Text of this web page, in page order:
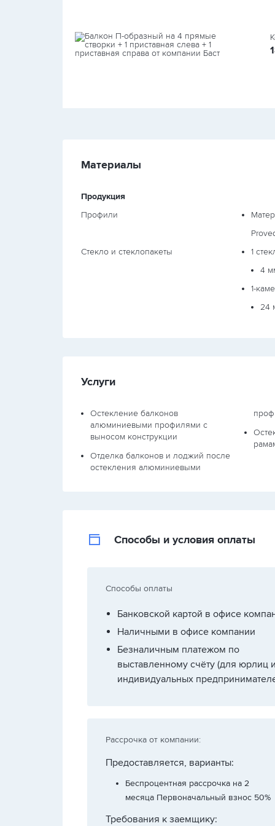
Материалы
Продукция
Профили
Стекло и стеклопакеты
1
4
1-
24
Услуги
Остекление балконов
алюминиевыми профилями с
выносом конструкции
Отделка балконов и лоджий после
остекления алюминиевыми
Способы и условия оплаты
Способы оплаты
Банковской картой в офисе
Наличными в офисе компании
Безналичным платежом по
выставленному счёту (для юрлиц
индивидуальных
Рассрочка от компании:
Предоставляется, варианты:
Беспроцентная рассрочка на 2
месяца Первоначальный взнос 50%
Требования к заемщику: